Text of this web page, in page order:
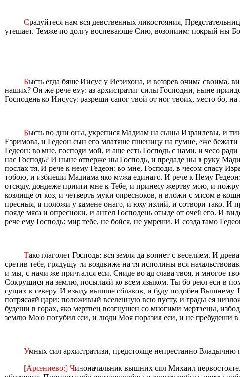
Срадуйтеся нам вся девственных ликостояния,
утешает. Темже по долгу воспевающе Сию, возопиим: покрый ны
Бысть егда бяше Иисус у Иерихона, и воззрев очима своима,
наших? Он же рече ему: аз архистратиг силы Господни, ныне
Господень ко Иисусу: разреши сапог твой от ног твоих, место бо,
Бысть во дни оны, укрепися Мадиам на сыны Израилевы, и
Езримова, и Гедеон сын его млатяше пшеницу на гумне, еже
Гедеон: во мне, господи мой, и аще есть Господь с нами, и чесо
нас Господь? И ныне отверже ны Господь, и предаде ны в руку
послах тя. И рече к нему Гедеон: во мне, Господи, в чесом спасу
тобою, и избиеши Мадиама яко мужа единаго. И рече к Нему
отсюду, дондеже приити мне к Тебе, и принесу жертву мою, и
козлище от коз, и четверть муки опресноков, и вложи с мясом в
пресныя, и положи у камене онаго, и юху излий, и сотвори тако. И
пояде мяса и опресноки, и ангел Господень отыде от очей его. И
рече ему Господь: мир тебе, не бойся, не умреши. И созда тамо
Тако глаголет Господь: вся земля да вопиет с веселием. И
сретив тебе, грядущу ти воздвиже на тя исполины вся
и мы, с нами же причтался еси. Сниде во ад слава твоя, и многое
Сокрушися на землю, посылаяй ко всем языком. Ты бо рекл еси в
сущих к северу. И взыду вышше облаков, и буду подобен Вышнему.
потрясаяй цари: положивый вселенную всю пусту, и грады ея
будеши в горах, яко мертвец возгнушен со многими мертвецы,
землю Мою погубил еси, и люди Моя поразил еси, и не пребудеши в
Умных сил архистратизи, предстояще непрестанно
[Арсениево:] Чиноначальник вышних сил Михаил